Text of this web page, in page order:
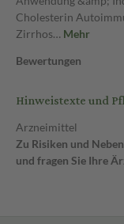
Cholesterin
Zirrhos… Mehr
Bewertungen
Hinweistexte und
Arzneimittel
Zu Risiken und
und fragen Sie Ihre